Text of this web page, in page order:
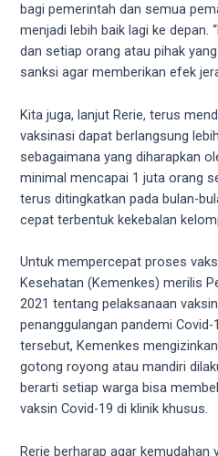
ass,
blonde,
brunette,
etc.
also
find
gay
and
transsexual
videos
their
corresponding
sections
website.
bagi pemerintah dan semua
menjadi lebih baik lagi ke depan.
dan setiap orang atau pihak
sanksi agar memberikan efek
Kita juga, lanjut Rerie, terus
vaksinasi dapat berlangsung
sebagaimana yang diharapkan
minimal mencapai 1 juta orang
terus ditingkatkan pada bulan-
cepat terbentuk kekebalan
Untuk mempercepat proses
Kesehatan (Kemenkes) merilis
2021 tentang pelaksanaan
penanggulangan pandemi
tersebut, Kemenkes
gotong royong atau mandiri
berarti setiap warga bisa
vaksin Covid-19 di klinik khusus.
Rerie berharap agar kemudahan